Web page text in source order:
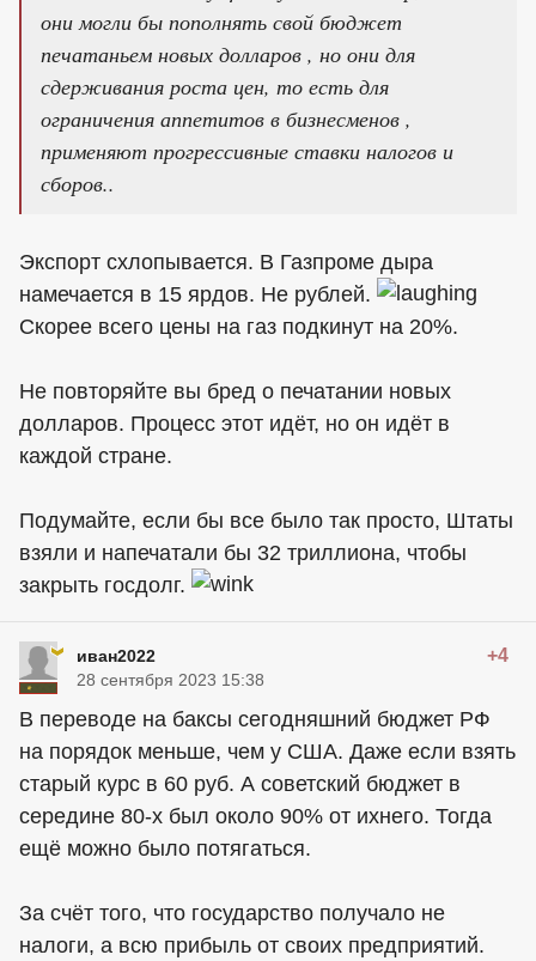
они могли бы пополнять свой бюджет
печатаньем новых долларов , но они для
сдерживания роста цен, то есть для
ограничения аппетитов в бизнесменов ,
применяют прогрессивные ставки налогов и
сборов..
Экспорт схлопывается. В Газпроме дыра
намечается в 15 ярдов. Не рублей.
Скорее всего цены на газ подкинут на 20%.
Не повторяйте вы бред о печатании новых
долларов. Процесс этот идёт, но он идёт в
каждой стране.
Подумайте, если бы все было так просто, Штаты
взяли и напечатали бы 32 триллиона, чтобы
закрыть госдолг.
иван2022 +4
28 сентября 2023 15:38
В переводе на баксы сегодняшний бюджет РФ
на порядок меньше, чем у США. Даже если взять
старый курс в 60 руб. А советский бюджет в
середине 80-х был около 90% от ихнего. Тогда
ещё можно было потягаться.
За счёт того, что государство получало не
налоги, а всю прибыль от своих предприятий.